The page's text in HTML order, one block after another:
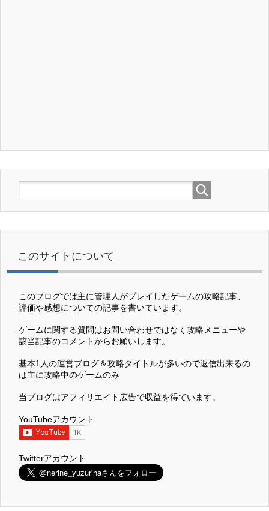
このサイトについて
このブログでは主に管理人がプレイしたゲームの攻略記事、
評価や感想についての記事を書いています。
ゲームに関する質問はお問い合わせではなく攻略メニューや
該当記事のコメントからお願いします。
基本1人の運営ブログ＆攻略タイトルが多いので返信出来るの
は主に攻略中のゲームのみ
当ブログはアフィリエイト広告で収益を得ています。
YouTubeアカウント
Twitterアカウント